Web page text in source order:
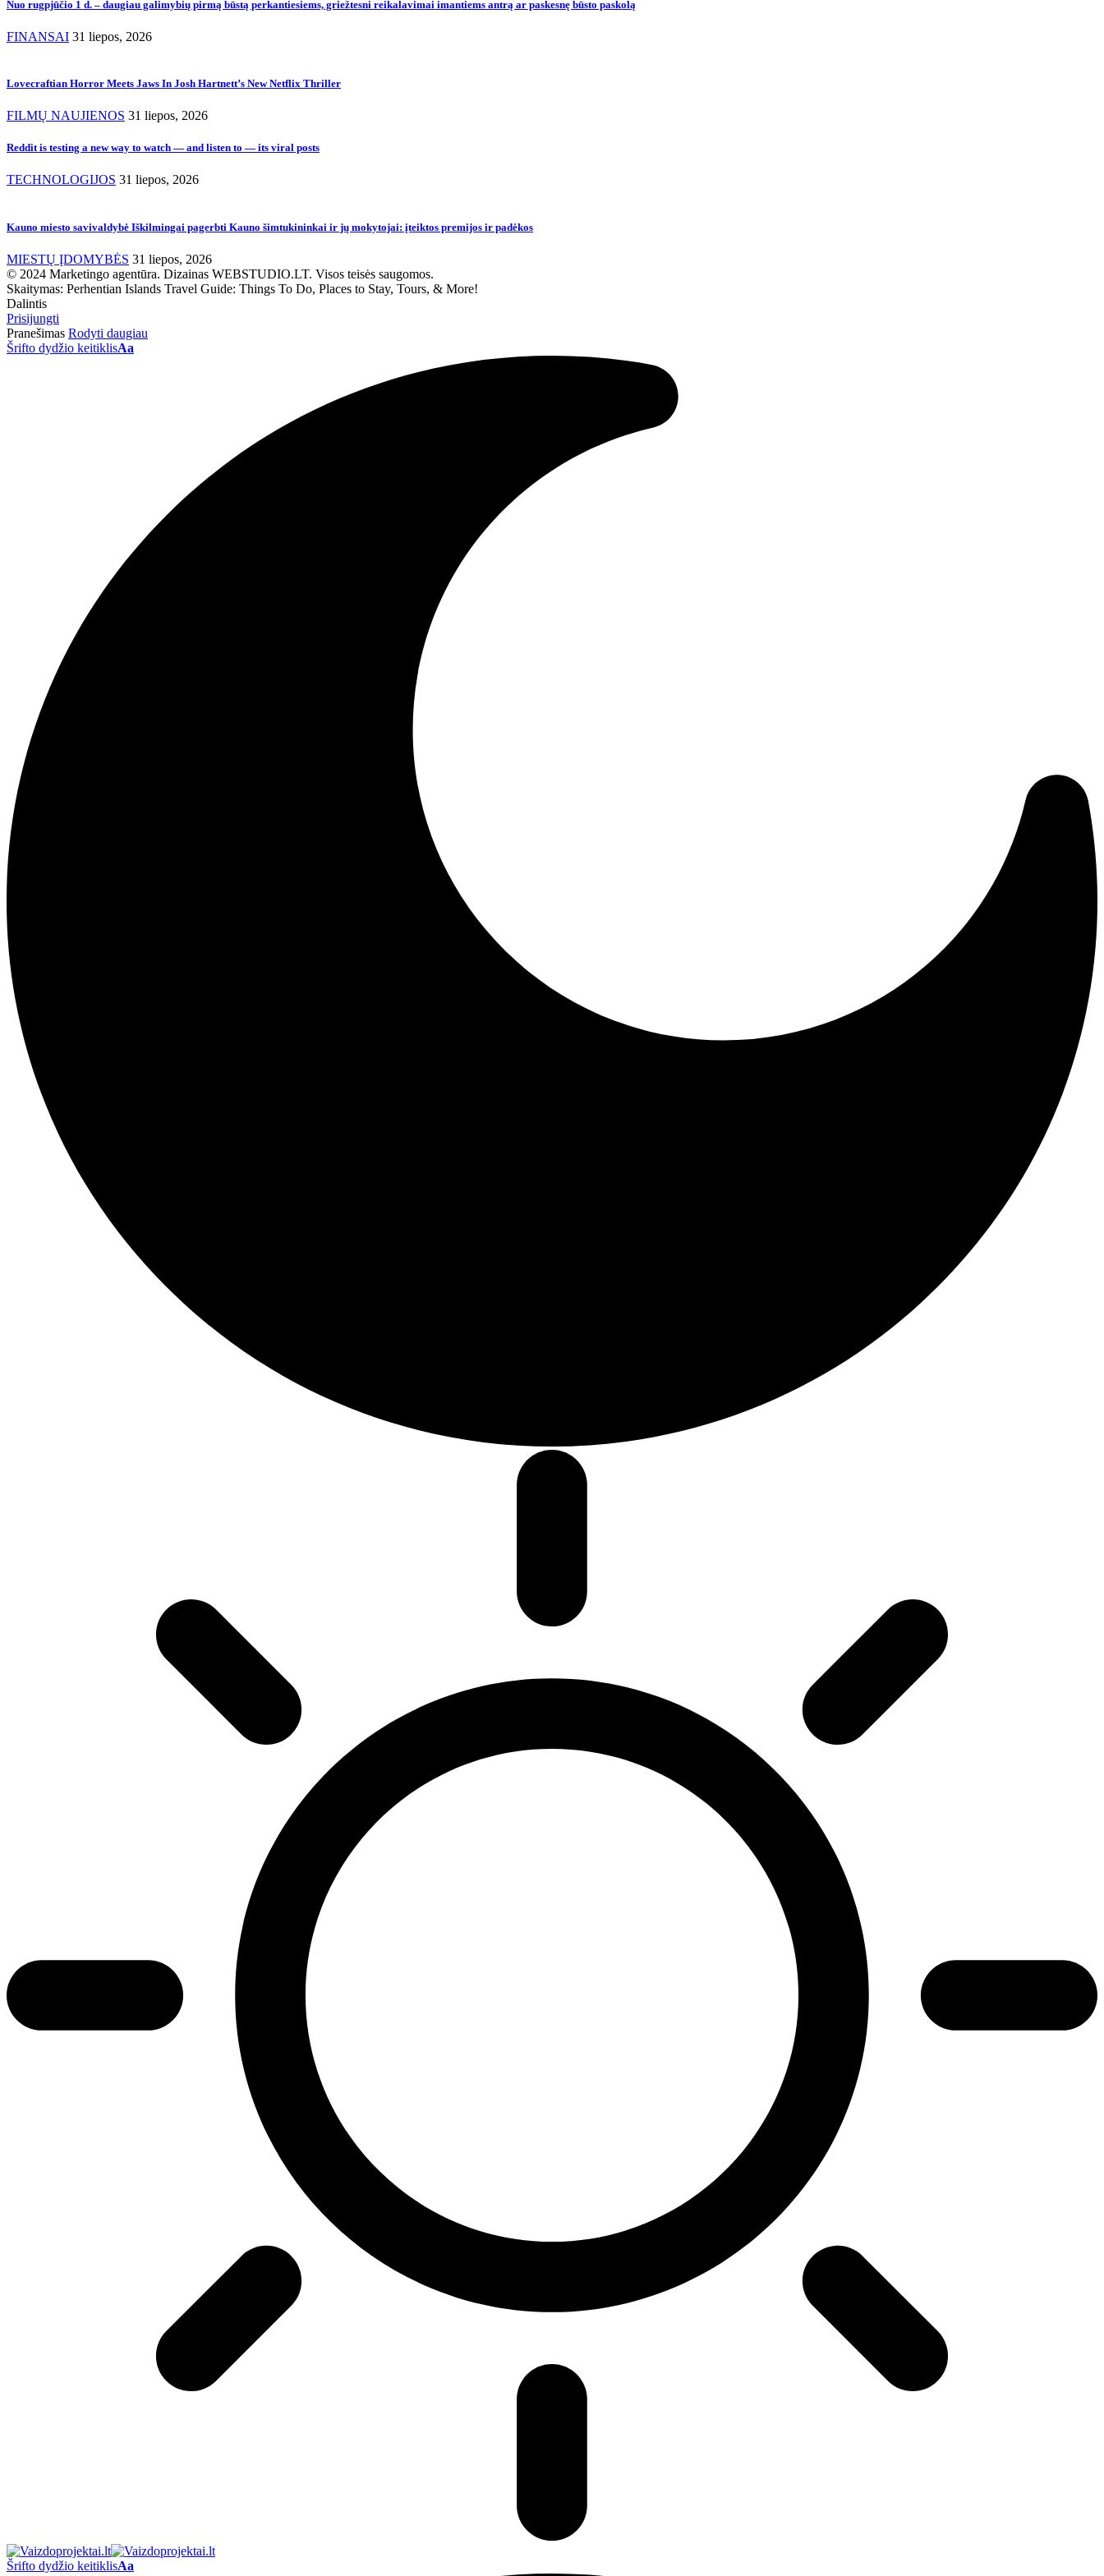
Nuo rugpjūčio 1 d. – daugiau galimybių pirmą būstą perkantiesiems, griežtesni reikalavimai imantiems antrą ar paskesnę būsto paskolą
FINANSAI 31 liepos, 2026
Lovecraftian Horror Meets Jaws In Josh Hartnett’s New Netflix Thriller
FILMŲ NAUJIENOS 31 liepos, 2026
Reddit is testing a new way to watch — and listen to — its viral posts
TECHNOLOGIJOS 31 liepos, 2026
Kauno miesto savivaldybė Iškilmingai pagerbti Kauno šimtukininkai ir jų mokytojai: įteiktos premijos ir padėkos
MIESTŲ ĮDOMYBĖS 31 liepos, 2026
© 2024 Marketingo agentūra. Dizainas WEBSTUDIO.LT. Visos teisės saugomos.
Skaitymas: Perhentian Islands Travel Guide: Things To Do, Places to Stay, Tours, & More!
Dalintis
Prisijungti
Pranešimas Rodyti daugiau
Šrifto dydžio keitiklisAa
Šrifto dydžio keitiklisAa